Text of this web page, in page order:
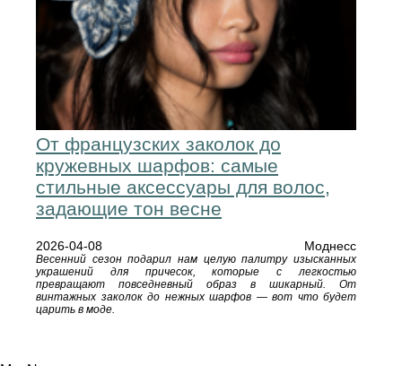
От французских заколок до
кружевных шарфов: самые
стильные аксессуары для волос,
задающие тон весне
2026-04-08 Моднесс
Весенний сезон подарил нам целую палитру изысканных
украшений для причесок, которые с легкостью
превращают повседневный образ в шикарный. От
винтажных заколок до нежных шарфов — вот что будет
царить в моде.